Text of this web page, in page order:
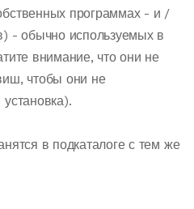
программах - и /
- обычно используемых в
внимание, что они не
чтобы они не
в подкаталоге с тем же